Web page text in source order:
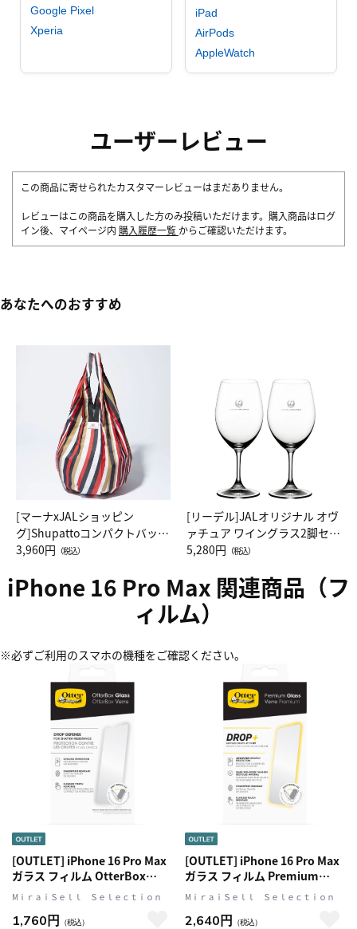
Google Pixel
Xperia
iPad
AirPods
AppleWatch
ユーザーレビュー
この商品に寄せられたカスタマーレビューはまだありません。
レビューはこの商品を購入した方のみ投稿いただけます。購入商品はログ
イン後、マイページ内 購入履歴一覧 からご確認いただけます。
あなたへのおすすめ
[マーナxJALショッピン
グ]Shupattoコンパクトバッグ
Drop JAL客室乗務員（LC）ス
3,960円 （税込）
[リーデル]JALオリジナル オヴ
ァチュア ワイングラス2脚セッ
ト（レッドワイン）
5,280円 （税込）
iPhone 16 Pro Max 関連商品（フ
ィルム）
※必ずご利用のスマホの機種をご確認ください。
[OUTLET] iPhone 16 Pro Max
ガラス フィルム OtterBox
Glass OtterBox オッターボッ
クス (77-96175)
MⅰｒａｉＳｅｌｌ Ｓｅｌｅｃｔｉｏｎ
1,760円 （税込）
[OUTLET] iPhone 16 Pro Max
ガラス フィルム Premium
Glass OtterBox オッターボッ
クス (77-96191)
MⅰｒａｉＳｅｌｌ Ｓｅｌｅｃｔｉｏｎ
2,640円 （税込）